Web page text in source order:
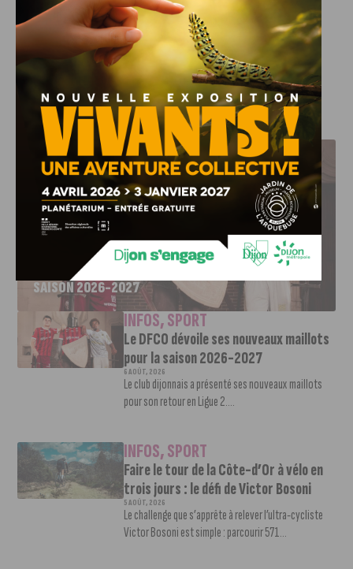
l’un de ses talents les plus prometteurs et confirme sa
volonté de s’appuyer sur sa jeunesse pour continuer de
gravir des montagnes.
J'AIME LE DFCO
LE DFCO DÉVOILE SES NOUVEAUX MAILLOTS POUR LA
SAISON 2026-2027
INFOS,SPORT
Le DFCO dévoile ses nouveaux maillots
pour la saison 2026-2027
6 AOÛT, 2026
Le club dijonnais a présenté ses nouveaux maillots
pour son retour en Ligue 2....
INFOS,SPORT
Faire le tour de la Côte-d’Or à vélo en
trois jours : le défi de Victor Bosoni
5 AOÛT, 2026
Le challenge que s’apprête à relever l’ultra-cycliste
Victor Bosoni est simple : parcourir 571...